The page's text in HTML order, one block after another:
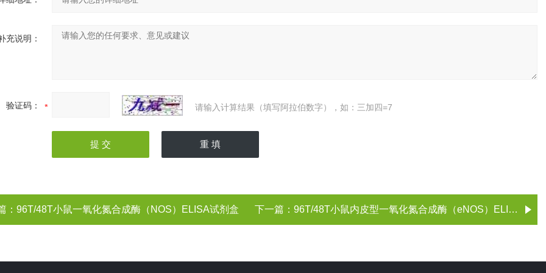
充说明：
验证码： 请输入计算结果（填写阿拉伯数字），如：三加四=7
： 96T/48T小鼠一氧化氮合成酶（NOS）ELISA试剂盒 下一篇： 96T/48T小鼠内皮型一氧化氮合成酶（eNOS）ELISA试剂盒